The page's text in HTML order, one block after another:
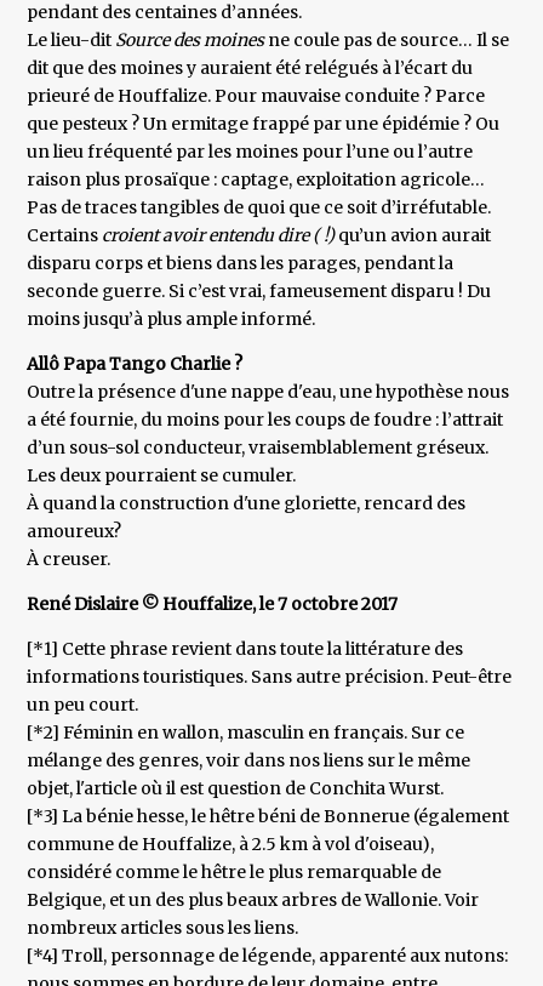
pendant des centaines d’années.
Le lieu-dit Source des moinesne coule pas de source… Il se
dit que des moines y auraient été relégués à l’écart du
prieuré de Houffalize. Pour mauvaise conduite ? Parce
que pesteux ? Un ermitage frappé par une épidémie ? Ou
un lieu fréquenté par les moines pour l’une ou l’autre
raison plus prosaïque : captage, exploitation agricole…
Pas de traces tangibles de quoi que ce soit d’irréfutable.
Certains croient avoir entendu dire ( !)qu’un avion aurait
disparu corps et biens dans les parages, pendant la
seconde guerre. Si c’est vrai, fameusement disparu ! Du
moins jusqu’à plus ample informé.
Allô Papa Tango Charlie ?
Outre la présence d'une nappe d'eau, une hypothèse nous
a été fournie, du moins pour les coups de foudre : l’attrait
d’un sous-sol conducteur, vraisemblablement gréseux.
Les deux pourraient se cumuler.
À quand la construction d'une gloriette, rencard des
amoureux?
À creuser.
René Dislaire © Houffalize, le 7 octobre 2017
[*1] Cette phrase revient dans toute la littérature des
informations touristiques. Sans autre précision. Peut-être
un peu court.
[*2] Féminin en wallon, masculin en français. Sur ce
mélange des genres, voir dans nos liens sur le même
objet, l'article où il est question de Conchita Wurst.
[*3] La bénie hesse, le hêtre béni de Bonnerue (également
commune de Houffalize, à 2.5 km à vol d'oiseau),
considéré comme le hêtre le plus remarquable de
Belgique, et un des plus beaux arbres de Wallonie. Voir
nombreux articles sous les liens.
[*4] Troll, personnage de légende, apparenté aux nutons: